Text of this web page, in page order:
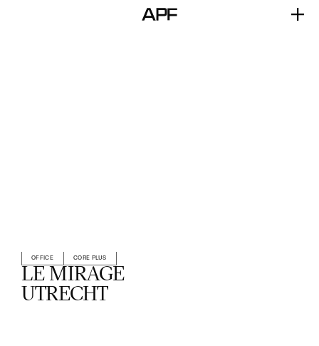
OFFICE CORE PLUS
LE MIRAGE
UTRECHT